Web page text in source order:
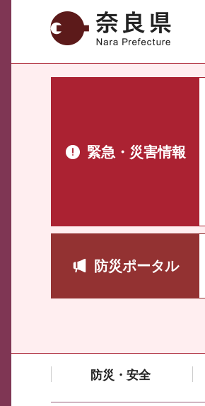
奈良県
緊急・災害情報
防災ポータル
防災・安全